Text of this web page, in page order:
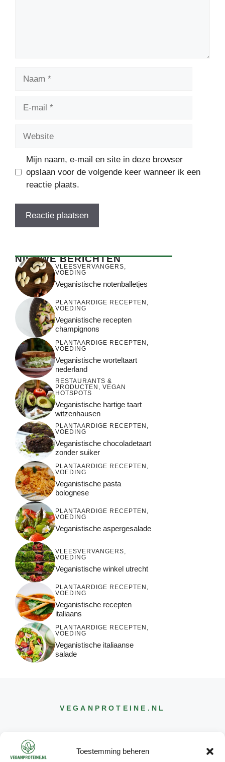
Toestemming beheren
Mijn naam, e-mail en site in deze browser
opslaan voor de volgende keer wanneer ik een
reactie plaats.
NIEUWE BERICHTEN
VLEESVERVANGERS
VOEDING
Veganistische notenballetjes
PLANTAARDIGE RECEPTEN
VOEDING
Veganistische recepten
champignons
PLANTAARDIGE RECEPTEN
VOEDING
Veganistische worteltaart
nederland
RESTAURANTS &
PRODUCTEN , VEGAN
HOTSPOTS
Veganistische hartige taart
witzenhausen
PLANTAARDIGE RECEPTEN
VOEDING
Veganistische chocoladetaart
zonder suiker
PLANTAARDIGE RECEPTEN
VOEDING
Veganistische pasta
bolognese
PLANTAARDIGE RECEPTEN
VOEDING
Veganistische aspergesalade
VLEESVERVANGERS
VOEDING
Veganistische winkel utrecht
PLANTAARDIGE RECEPTEN
VOEDING
Veganistische recepten
italiaans
PLANTAARDIGE RECEPTEN
VOEDING
Veganistische italiaanse
salade
VEGANPROTEINE .NL